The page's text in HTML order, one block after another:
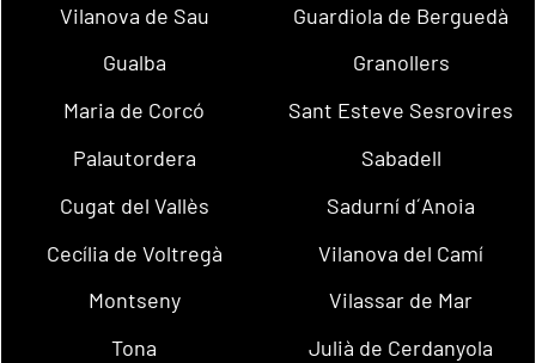
Vilanova de Sau
Guardiola de Berguedà
Gualba
Granollers
Maria de Corcó
Sant Esteve Sesrovires
Palautordera
Sabadell
Cugat del Vallès
Sadurní d´Anoia
Cecília de Voltregà
Vilanova del Camí
Montseny
Vilassar de Mar
Tona
Julià de Cerdanyola